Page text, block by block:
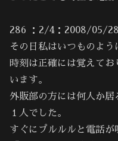
286 ：2/4：2008/05/
その日私はいつものよう
時刻は正確には覚えて
います。
外販部の方には何人か
１人でした。
すぐにプルルルと電話が